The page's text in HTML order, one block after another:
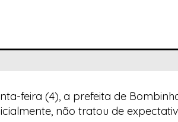
feira (4), a prefeita de
não tratou de